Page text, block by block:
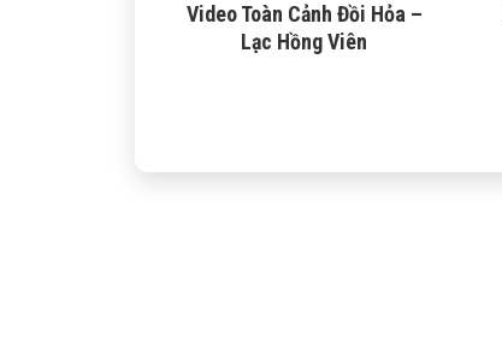
Video Toàn Cảnh Đồi Hỏa –
Lạc Hồng Viên